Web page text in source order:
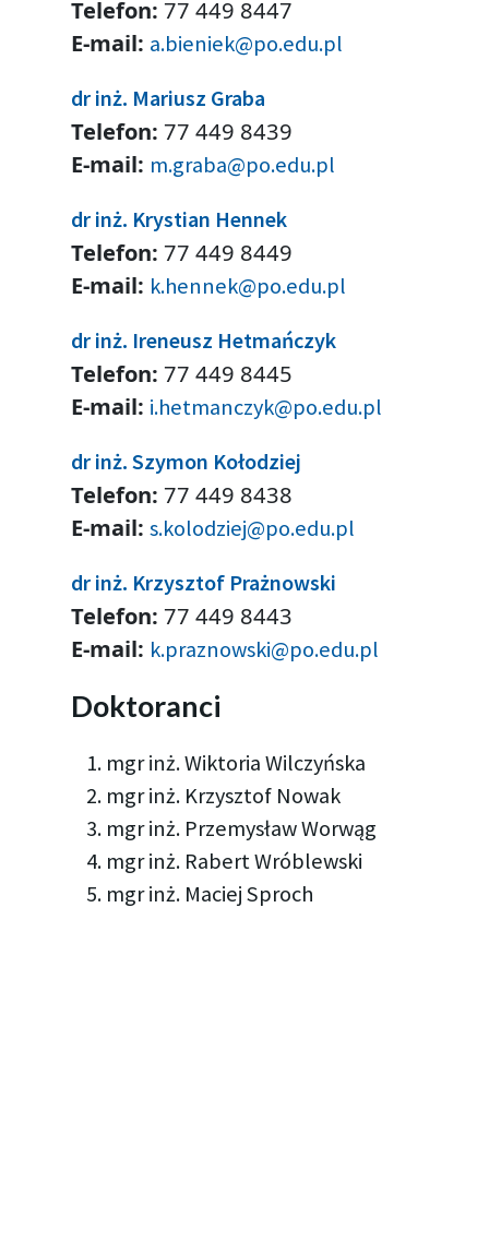
Telefon: 77 449 8447
E-mail: a.bieniek@po.edu.pl
dr inż. Mariusz Graba
Telefon: 77 449 8439
E-mail: m.graba@po.edu.pl
dr inż. Krystian Hennek
Telefon: 77 449 8449
E-mail: k.hennek@po.edu.pl
dr inż. Ireneusz Hetmańczyk
Telefon: 77 449 8445
E-mail: i.hetmanczyk@po.edu.pl
dr inż. Szymon Kołodziej
Telefon: 77 449 8438
E-mail: s.kolodziej@po.edu.pl
dr inż. Krzysztof Prażnowski
Telefon: 77 449 8443
E-mail: k.praznowski@po.edu.pl
Doktoranci
mgr inż. Wiktoria Wilczyńska
mgr inż. Krzysztof Nowak
mgr inż. Przemysław Worwąg
mgr inż. Rabert Wróblewski
mgr inż. Maciej Sproch